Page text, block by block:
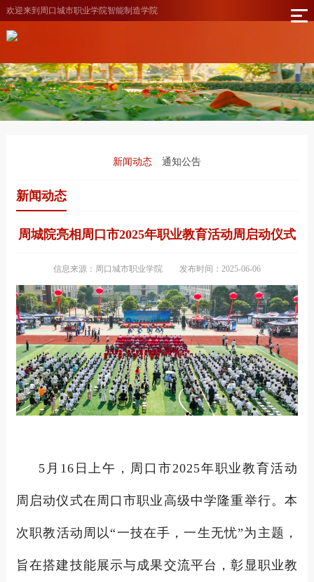
欢迎来到周口城市职业学院智能制造学院
新闻动态 通知公告
新闻动态
周城院亮相周口市2025年职业教育活动周启动仪式
信息来源：周口城市职业学院 发布时间：2025-06-06
5月16日上午，周口市2025年职业教育活动
周启动仪式在周口市职业高级中学隆重举行。本
次职教活动周以“一技在手，一生无忧”为主题，
旨在搭建技能展示与成果交流平台，彰显职业教